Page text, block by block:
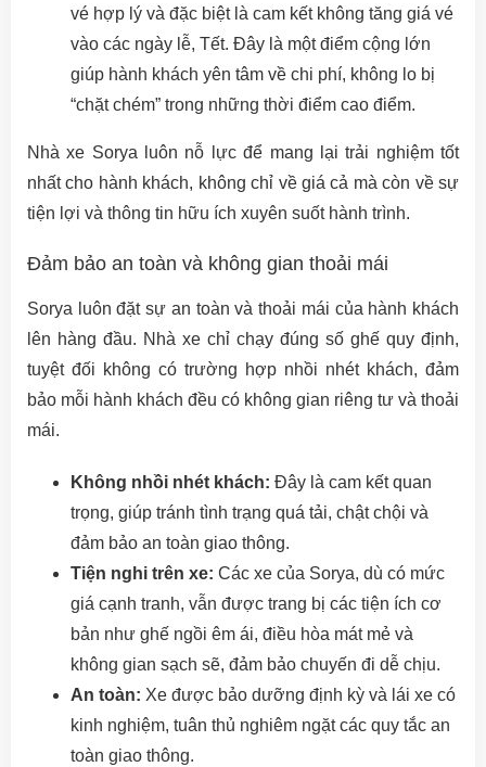
vé hợp lý và đặc biệt là cam kết không tăng giá vé
vào các ngày lễ, Tết. Đây là một điểm cộng lớn
giúp hành khách yên tâm về chi phí, không lo bị
“chặt chém” trong những thời điểm cao điểm.
Nhà xe Sorya luôn nỗ lực để mang lại trải nghiệm tốt
nhất cho hành khách, không chỉ về giá cả mà còn về sự
tiện lợi và thông tin hữu ích xuyên suốt hành trình.
Đảm bảo an toàn và không gian thoải mái
Sorya luôn đặt sự an toàn và thoải mái của hành khách
lên hàng đầu. Nhà xe chỉ chạy đúng số ghế quy định,
tuyệt đối không có trường hợp nhồi nhét khách, đảm
bảo mỗi hành khách đều có không gian riêng tư và thoải
mái.
Không nhồi nhét khách: Đây là cam kết quan
trọng, giúp tránh tình trạng quá tải, chật chội và
đảm bảo an toàn giao thông.
Tiện nghi trên xe: Các xe của Sorya, dù có mức
giá cạnh tranh, vẫn được trang bị các tiện ích cơ
bản như ghế ngồi êm ái, điều hòa mát mẻ và
không gian sạch sẽ, đảm bảo chuyến đi dễ chịu.
An toàn: Xe được bảo dưỡng định kỳ và lái xe có
kinh nghiệm, tuân thủ nghiêm ngặt các quy tắc an
toàn giao thông.